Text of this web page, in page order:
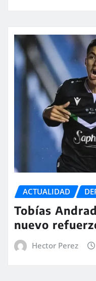
ACTUALIDAD
Tobías
nuevo
Hector Perez